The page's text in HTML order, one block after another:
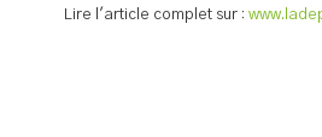
Lire l'article complet sur :